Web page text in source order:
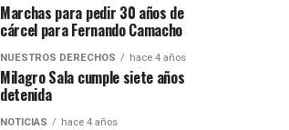
Marchas para pedir 30 años de
cárcel para Fernando Camacho
NUESTROS DERECHOS hace 4 años
Milagro Sala cumple siete años
detenida
NOTICIAS hace 4 años